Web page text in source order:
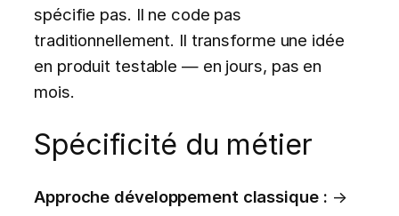
spécifie pas. Il ne code pas
traditionnellement. Il transforme une idée
en produit testable — en jours, pas en
mois.
Spécificité du métier
Approche développement classique : →